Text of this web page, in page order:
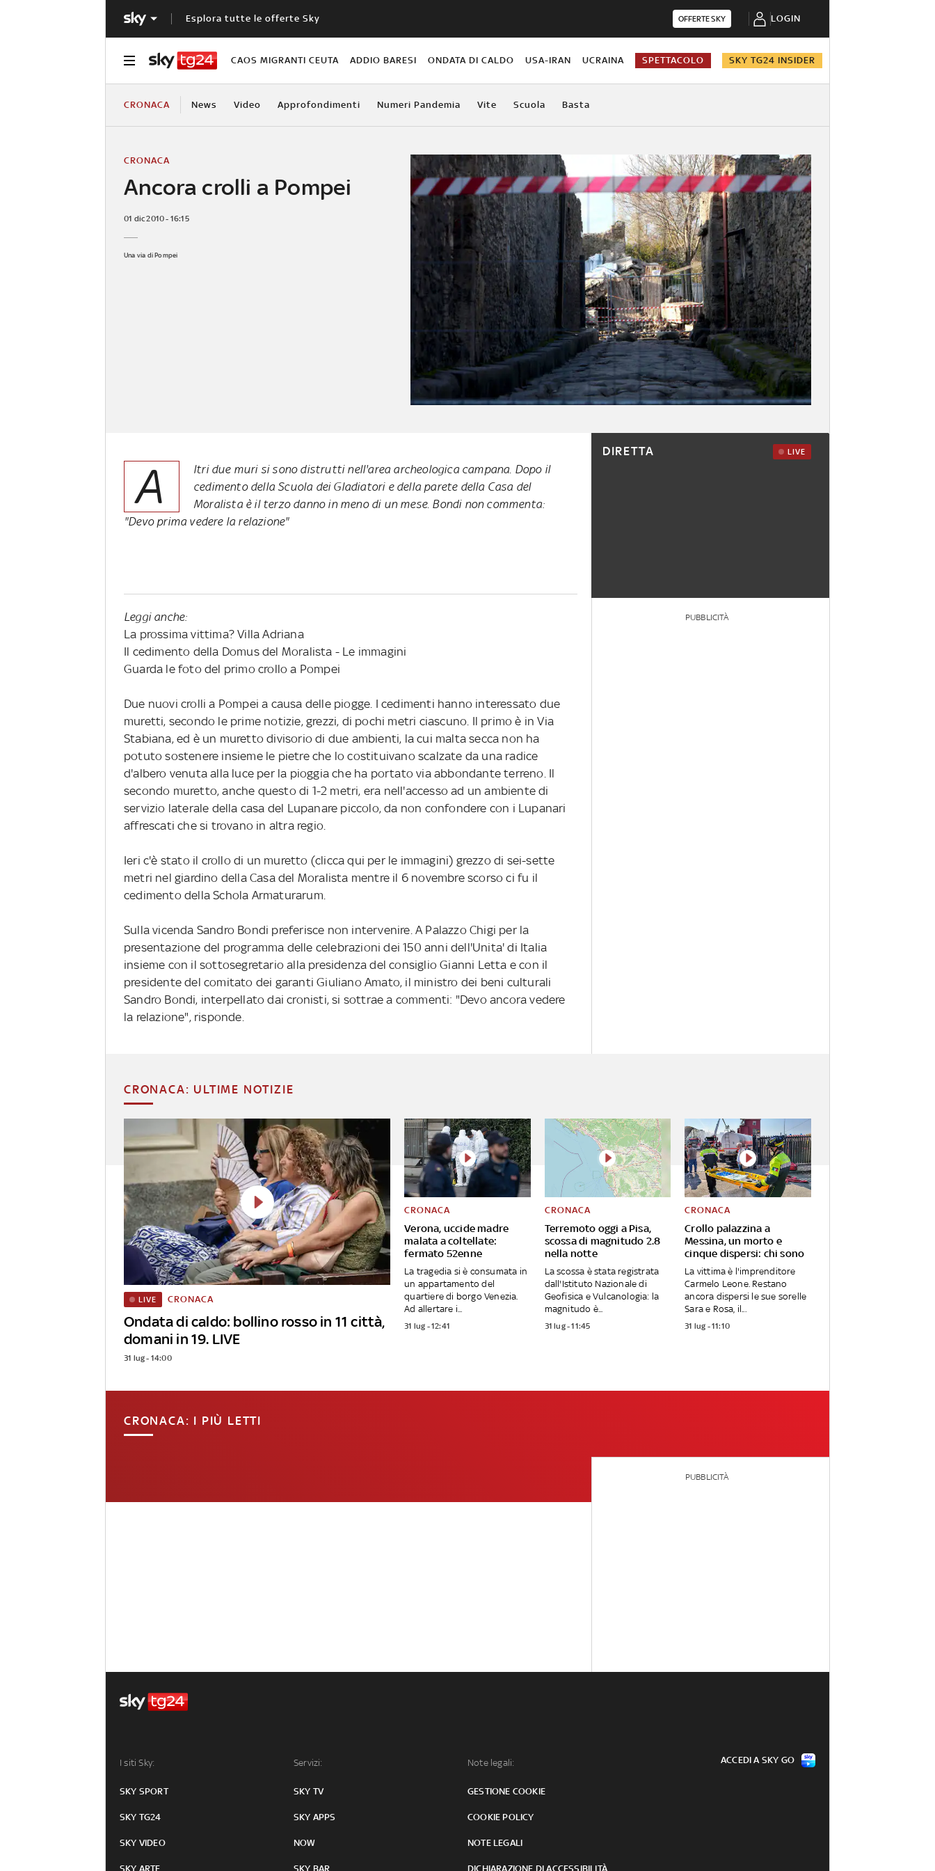
Esplora tutte le offerte Sky OFFERTE SKY LOGIN
CAOS MIGRANTI CEUTA ADDIO BARESI ONDATA DI CALDO USA-IRAN UCRAINA SPETTACOLO SKY TG24 INSIDER
CRONACA News Video Approfondimenti Numeri Pandemia Vite Scuola Basta
Ancora crolli a Pompei
CRONACA
01 dic 2010 - 16:15
Una via di Pompei
A
ltri due muri si sono distrutti nell'area archeologica campana. Dopo il
cedimento della Scuola dei Gladiatori e della parete della Casa del
Moralista è il terzo danno in meno di un mese. Bondi non commenta:
"Devo prima vedere la relazione"
Leggi anche:
La prossima vittima? Villa Adriana
Il cedimento della Domus del Moralista - Le immagini
Guarda le foto del primo crollo a Pompei
Due nuovi crolli a Pompei a causa delle piogge. I cedimenti hanno interessato due
muretti, secondo le prime notizie, grezzi, di pochi metri ciascuno. Il primo è in Via
Stabiana, ed è un muretto divisorio di due ambienti, la cui malta secca non ha
potuto sostenere insieme le pietre che lo costituivano scalzate da una radice
d'albero venuta alla luce per la pioggia che ha portato via abbondante terreno. Il
secondo muretto, anche questo di 1-2 metri, era nell'accesso ad un ambiente di
servizio laterale della casa del Lupanare piccolo, da non confondere con i Lupanari
affrescati che si trovano in altra regio.
Ieri c'è stato il crollo di un muretto (clicca qui per le immagini) grezzo di sei-sette
metri nel giardino della Casa del Moralista mentre il 6 novembre scorso ci fu il
cedimento della Schola Armaturarum.
Sulla vicenda Sandro Bondi preferisce non intervenire. A Palazzo Chigi per la
presentazione del programma delle celebrazioni dei 150 anni dell'Unita' di Italia
insieme con il sottosegretario alla presidenza del consiglio Gianni Letta e con il
presidente del comitato dei garanti Giuliano Amato, il ministro dei beni culturali
Sandro Bondi, interpellato dai cronisti, si sottrae a commenti: "Devo ancora vedere
la relazione", risponde.
DIRETTA LIVE
PUBBLICITÀ
CRONACA: ULTIME NOTIZIE
Ondata di caldo: bollino rosso in 11 città,
domani in 19. LIVE
LIVE CRONACA
31 lug - 14:00
Verona, uccide madre
malata a coltellate:
fermato 52enne
CRONACA
La tragedia si è consumata in
un appartamento del
quartiere di borgo Venezia.
Ad allertare i...
31 lug - 12:41
Terremoto oggi a Pisa,
scossa di magnitudo 2.8
nella notte
CRONACA
La scossa è stata registrata
dall'Istituto Nazionale di
Geofisica e Vulcanologia: la
magnitudo è...
31 lug - 11:45
Crollo palazzina a
Messina, un morto e
cinque dispersi: chi sono
CRONACA
La vittima è l'imprenditore
Carmelo Leone. Restano
ancora dispersi le sue sorelle
Sara e Rosa, il...
31 lug - 11:10
CRONACA: I PIÙ LETTI
PUBBLICITÀ
I siti Sky:
SKY SPORT
SKY TG24
SKY VIDEO
SKY ARTE
Servizi:
SKY TV
SKY APPS
NOW
SKY BAR
Note legali:
GESTIONE COOKIE
COOKIE POLICY
NOTE LEGALI
DICHIARAZIONE DI ACCESSIBILITÀ
ACCEDI A SKY GO